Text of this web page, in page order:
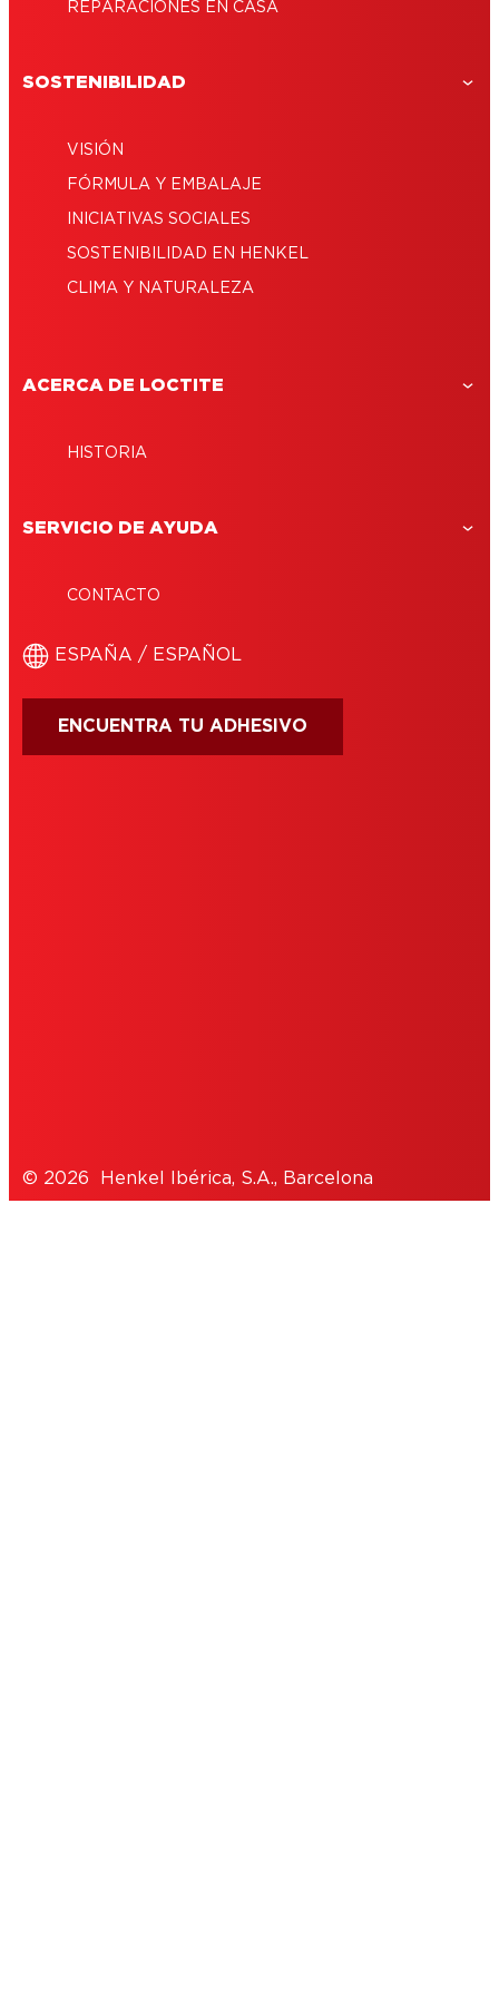
REPARACIONES EN CASA
SOSTENIBILIDAD
VISIÓN
FÓRMULA Y EMBALAJE
INICIATIVAS SOCIALES
SOSTENIBILIDAD EN HENKEL
CLIMA Y NATURALEZA
ACERCA DE LOCTITE
HISTORIA
SERVICIO DE AYUDA
CONTACTO
ESPAÑA / ESPAÑOL
ENCUENTRA TU ADHESIVO
© 2026 Henkel Ibérica, S.A., Barcelona